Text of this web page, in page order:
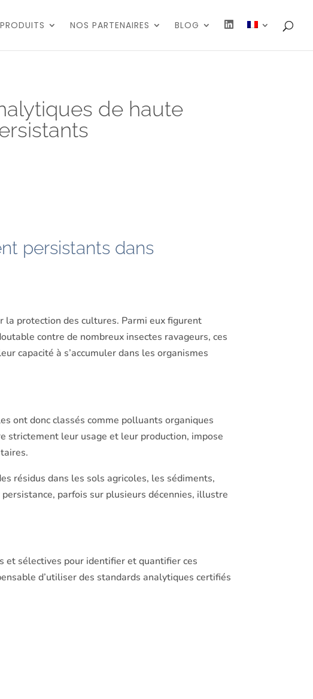
NOS PARTENAIRES BLOG
S
de haute
persistants dans
la protection des cultures. Parmi eux figurent
contre de nombreux insectes ravageurs, ces
capacité à s’accumuler dans les organismes
ont donc classés comme polluants organiques
strictement leur usage et leur production, impose
résidus dans les sols agricoles, les sédiments,
parfois sur plusieurs décennies, illustre
et sélectives pour identifier et quantifier ces
d’utiliser des standards analytiques certifiés